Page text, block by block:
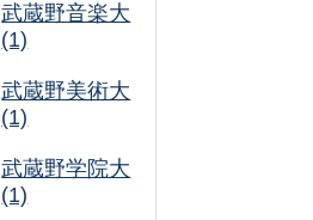
武蔵野音楽大
(1)
武蔵野美術大
(1)
武蔵野学院大
(1)